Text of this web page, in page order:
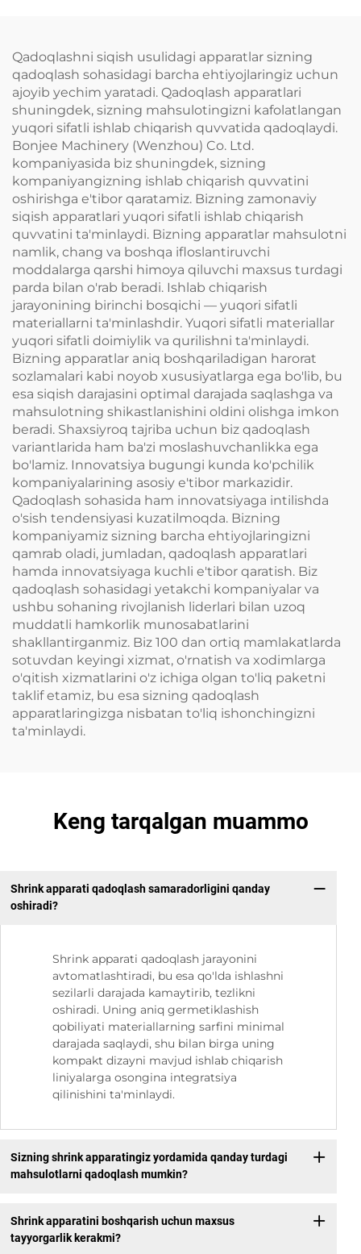
Qadoqlashni siqish usulidagi apparatlar sizning
qadoqlash sohasidagi barcha ehtiyojlaringiz uchun
ajoyib yechim yaratadi. Qadoqlash apparatlari
shuningdek, sizning mahsulotingizni kafolatlangan
yuqori sifatli ishlab chiqarish quvvatida qadoqlaydi.
Bonjee Machinery (Wenzhou) Co. Ltd.
kompaniyasida biz shuningdek, sizning
kompaniyangizning ishlab chiqarish quvvatini
oshirishga e'tibor qaratamiz. Bizning zamonaviy
siqish apparatlari yuqori sifatli ishlab chiqarish
quvvatini ta'minlaydi. Bizning apparatlar mahsulotni
namlik, chang va boshqa ifloslantiruvchi
moddalarga qarshi himoya qiluvchi maxsus turdagi
parda bilan o'rab beradi. Ishlab chiqarish
jarayonining birinchi bosqichi — yuqori sifatli
materiallarni ta'minlashdir. Yuqori sifatli materiallar
yuqori sifatli doimiylik va qurilishni ta'minlaydi.
Bizning apparatlar aniq boshqariladigan harorat
sozlamalari kabi noyob xususiyatlarga ega bo'lib, bu
esa siqish darajasini optimal darajada saqlashga va
mahsulotning shikastlanishini oldini olishga imkon
beradi. Shaxsiyroq tajriba uchun biz qadoqlash
variantlarida ham ba'zi moslashuvchanlikka ega
bo'lamiz. Innovatsiya bugungi kunda ko'pchilik
kompaniyalarining asosiy e'tibor markazidir.
Qadoqlash sohasida ham innovatsiyaga intilishda
o'sish tendensiyasi kuzatilmoqda. Bizning
kompaniyamiz sizning barcha ehtiyojlaringizni
qamrab oladi, jumladan, qadoqlash apparatlari
hamda innovatsiyaga kuchli e'tibor qaratish. Biz
qadoqlash sohasidagi yetakchi kompaniyalar va
ushbu sohaning rivojlanish liderlari bilan uzoq
muddatli hamkorlik munosabatlarini
shakllantirganmiz. Biz 100 dan ortiq mamlakatlarda
sotuvdan keyingi xizmat, o'rnatish va xodimlarga
o'qitish xizmatlarini o'z ichiga olgan to'liq paketni
taklif etamiz, bu esa sizning qadoqlash
apparatlaringizga nisbatan to'liq ishonchingizni
ta'minlaydi.
Keng tarqalgan muammo
Shrink apparati qadoqlash samaradorligini qanday
oshiradi?
Shrink apparati qadoqlash jarayonini
avtomatlashtiradi, bu esa qo'lda ishlashni
sezilarli darajada kamaytirib, tezlikni
oshiradi. Uning aniq germetiklashish
qobiliyati materiallarning sarfini minimal
darajada saqlaydi, shu bilan birga uning
kompakt dizayni mavjud ishlab chiqarish
liniyalarga osongina integratsiya
qilinishini ta'minlaydi.
Sizning shrink apparatingiz yordamida qanday turdagi
mahsulotlarni qadoqlash mumkin?
Shrink apparatini boshqarish uchun maxsus
tayyorgarlik kerakmi?